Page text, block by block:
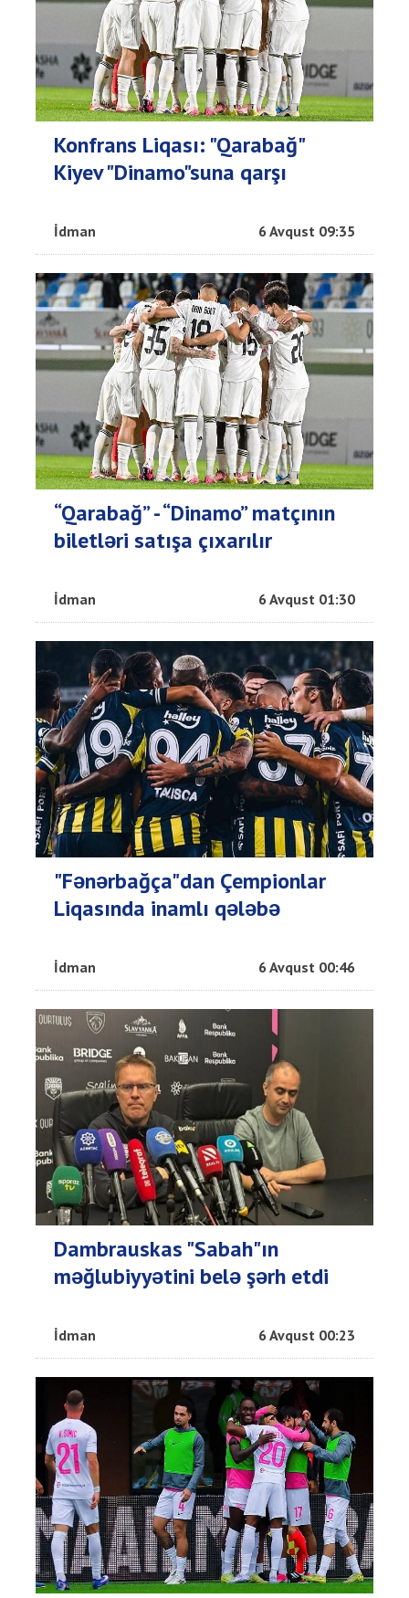
Konfrans Liqası: "Qarabağ"
Kiyev "Dinamo"suna qarşı
İdman 6 Avqust 09:35
“Qarabağ” - “Dinamo” matçının
biletləri satışa çıxarılır
İdman 6 Avqust 01:30
"Fənərbağça"dan Çempionlar
Liqasında inamlı qələbə
İdman 6 Avqust 00:46
Dambrauskas "Sabah"ın
məğlubiyyətini belə şərh etdi
İdman 6 Avqust 00:23